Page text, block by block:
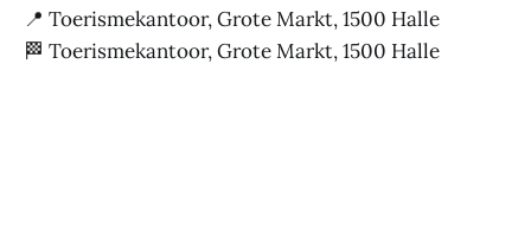
📍 Toerismekantoor, Grote Markt, 1500 Halle
🏁 Toerismekantoor, Grote Markt, 1500 Halle